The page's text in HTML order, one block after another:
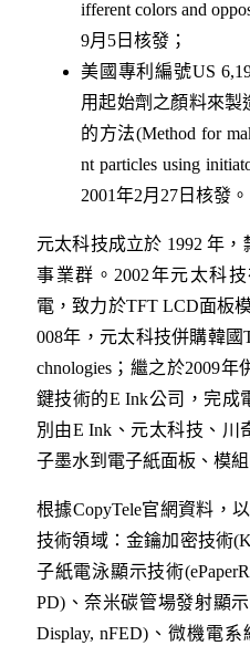
ifferent colors and
9月5日核發；
美國專利編號US
用起始劑之顏料來製
的方法(Method for
nt particles using
2001年2月27日核發。
元太科技成立於 1992 年
事業群。2002年元太科
電，致力於TFT LCD面板
008年，元太科技併購韓國
chnologies；繼之於2009
鍵技術的E Ink公司，完成
別由E Ink、元太科技、川
子墨水到電子紙面板、模
根據CopyTele官網資料，
技術領域：金鑰加密技術
子紙電泳顯示技術
PD)、奈米碳管場發射顯示
Display, nFED)、微機電